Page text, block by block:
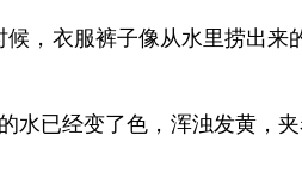
候，衣服裤子像从水里捞出
水已经变了色，浑浊发黄，